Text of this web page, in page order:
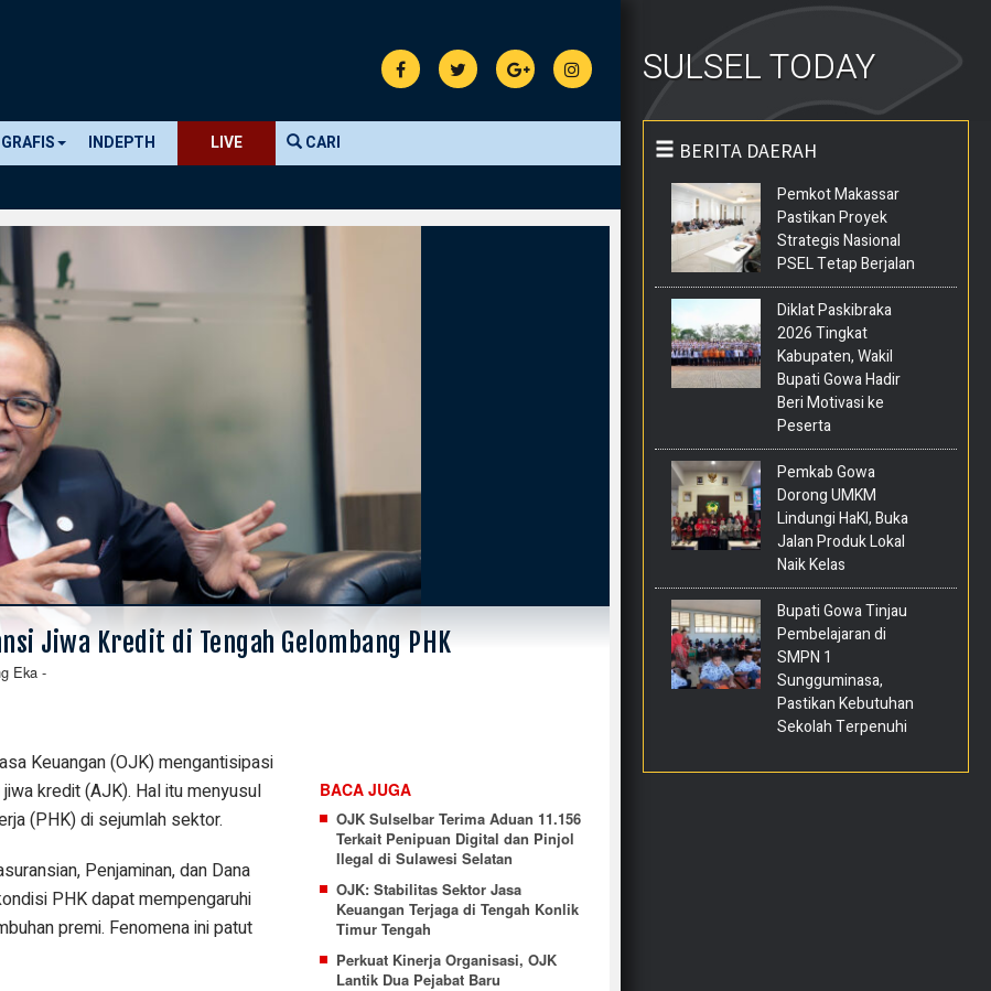
GRAFIS INDEPTH LIVE CARI
Jiwa Kredit di Tengah Gelombang PHK
Eka -
BACA JUGA
OJK Sulselbar Terima Aduan 11.156
Terkait Penipuan Digital dan Pinjol
Ilegal di Sulawesi Selatan
OJK: Stabilitas Sektor Jasa
Keuangan Terjaga di Tengah Konlik
Timur Tengah
Perkuat Kinerja Organisasi, OJK
Lantik Dua Pejabat Baru
Keuangan (OJK) mengantisipasi
kredit (AJK). Hal itu menyusul
(PHK) di sejumlah sektor.
Penjaminan, dan Dana
PHK dapat mempengaruhi
premi. Fenomena ini patut
SULSEL TODAY
BERITA DAERAH
Pemkot Makassar
Pastikan Proyek
Strategis Nasional
PSEL Tetap Berjalan
Diklat Paskibraka
2026 Tingkat
Kabupaten, Wakil
Bupati Gowa Hadir
Beri Motivasi ke
Peserta
Pemkab Gowa
Dorong UMKM
Lindungi HaKI, Buka
Jalan Produk Lokal
Naik Kelas
Bupati Gowa Tinjau
Pembelajaran di
SMPN 1
Sungguminasa,
Pastikan Kebutuhan
Sekolah Terpenuhi